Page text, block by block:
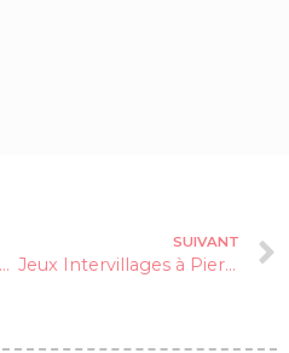
Vernissage de l’exposition « Village en Art »
SUIVANT
Jeux Intervillages à Pierre Chatel